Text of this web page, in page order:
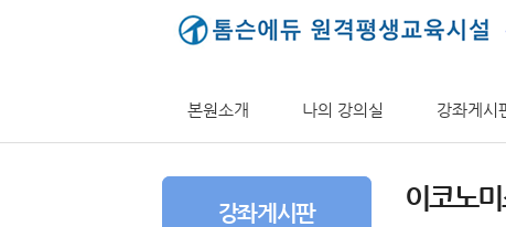
본원소개 나의 강의실 강좌게시
강좌게시판 이코노